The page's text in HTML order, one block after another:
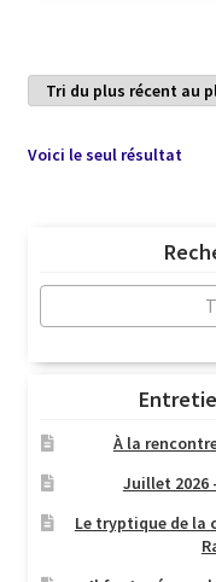
Voici le seul résultat
À la
Juillet 2026
Le tryptique de la